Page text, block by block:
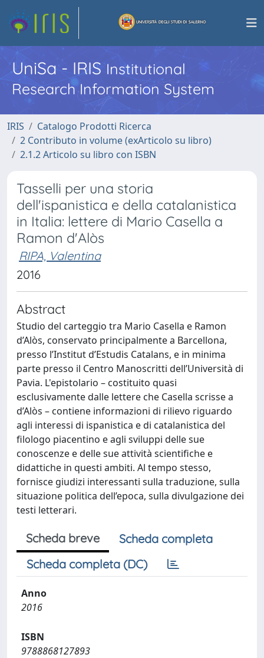
UniSa - IRISInstitutional
Research Information System
IRIS
Catalogo Prodotti Ricerca
2 Contributo in volume (exArticolo su libro)
2.1.2 Articolo su libro con ISBN
Tasselli per una storia
dell'ispanistica e della catalanistica
in Italia: lettere di Mario Casella a
Ramon d'Alòs
RIPA, Valentina
2016
Abstract
Studio del carteggio tra Mario Casella e Ramon
d’Alòs, conservato principalmente a Barcellona,
presso l’Institut d’Estudis Catalans, e in minima
parte presso il Centro Manoscritti dell’Università di
Pavia. L'epistolario – costituito quasi
esclusivamente dalle lettere che Casella scrisse a
d’Alòs – contiene informazioni di rilievo riguardo
agli interessi di ispanistica e di catalanistica del
filologo piacentino e agli sviluppi delle sue
conoscenze e delle sue attività scientifiche e
didattiche in questi ambiti. Al tempo stesso,
fornisce giudizi interessanti sulla traduzione, sulla
situazione politica dell’epoca, sulla divulgazione dei
testi letterari.
Scheda breve
Scheda completa
Scheda completa (DC)
Anno
2016
ISBN
9788868127893